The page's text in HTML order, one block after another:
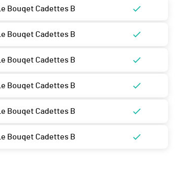
Le Bouqet Cadettes B
Le Bouqet Cadettes B
Le Bouqet Cadettes B
Le Bouqet Cadettes B
Le Bouqet Cadettes B
Le Bouqet Cadettes B